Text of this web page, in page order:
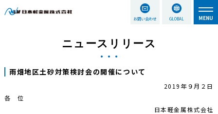
お問い合わせ GLOBAL
ニュースリリース
雨畑地区土砂対策検討会の開催について
2019年９月２日
各 位
日本軽金属株式会社